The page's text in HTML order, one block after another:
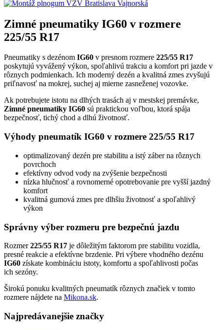
Zimné pneumatiky IG60 v rozmere
225/55 R17
Pneumatiky s dezénom IG60 v presnom rozmere 225/55 R17
poskytujú vyvážený výkon, spoľahlivú trakciu a komfort pri jazde v
rôznych podmienkach. Ich moderný dezén a kvalitná zmes zvyšujú
priľnavosť na mokrej, suchej aj mierne zasneženej vozovke.
Ak potrebujete istotu na dlhých trasách aj v mestskej premávke,
Zimné pneumatiky IG60 sú praktickou voľbou, ktorá spája
bezpečnosť, tichý chod a dlhú životnosť.
Výhody pneumatík IG60 v rozmere 225/55 R17
optimalizovaný dezén pre stabilitu a istý záber na rôznych
povrchoch
efektívny odvod vody na zvýšenie bezpečnosti
nízka hlučnosť a rovnomerné opotrebovanie pre vyšší jazdný
komfort
kvalitná gumová zmes pre dlhšiu životnosť a spoľahlivý
výkon
Správny výber rozmeru pre bezpečnú jazdu
Rozmer225/55 R17 je dôležitým faktorom pre stabilitu vozidla,
presné reakcie a efektívne brzdenie. Pri výbere vhodného dezénu
IG60 získate kombináciu istoty, komfortu a spoľahlivosti počas
ich sezóny.
Širokú ponuku kvalitných pneumatík rôznych značiek v tomto
rozmere nájdete na Mikona.sk.
Najpredávanejšie značky